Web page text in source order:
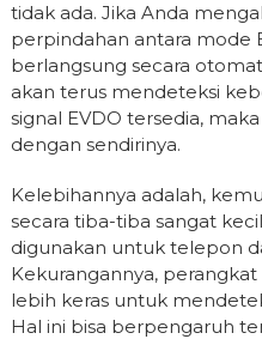
tidak ada. Jika Anda
perpindahan antara mode
berlangsung secara
akan terus mendeteksi
signal EVDO tersedia,
dengan sendirinya.
Kelebihannya adalah,
secara tiba-tiba sangat
digunakan untuk telepon
Kekurangannya,
lebih keras untuk
Hal ini bisa berpengaruh